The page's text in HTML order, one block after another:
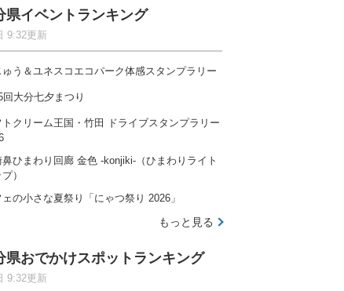
県イベントランキング
9:32更新
ゅう＆ユネスコエコパーク体感スタンプラリー
回大分七夕まつり
トクリーム王国・竹田 ドライブスタンプラリー
鼻ひまわり回廊 金色 -konjiki-（ひまわりライト
）
ェの小さな夏祭り「にゃつ祭り 2026」
もっと見る
県おでかけスポットランキング
9:32更新